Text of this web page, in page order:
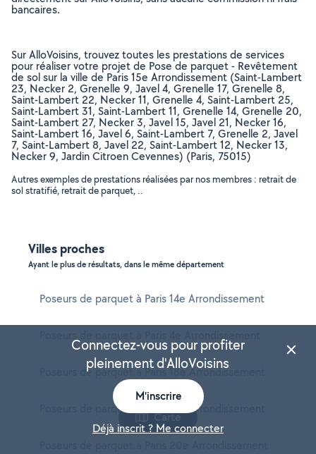
bancaires.
Sur AlloVoisins, trouvez toutes les prestations de services
pour réaliser votre projet de Pose de parquet - Revêtement
de sol sur la ville de Paris 15e Arrondissement (Saint-Lambert
23, Necker 2, Grenelle 9, Javel 4, Grenelle 17, Grenelle 8,
Saint-Lambert 22, Necker 11, Grenelle 4, Saint-Lambert 25,
Saint-Lambert 31, Saint-Lambert 11, Grenelle 14, Grenelle 20,
Saint-Lambert 27, Necker 3, Javel 15, Javel 21, Necker 16,
Saint-Lambert 16, Javel 6, Saint-Lambert 7, Grenelle 2, Javel
7, Saint-Lambert 8, Javel 22, Saint-Lambert 12, Necker 13,
Necker 9, Jardin Citroen Cevennes) (Paris, 75015)
Autres exemples de prestations réalisées par nos membres : retrait de
sol stratifié, retrait de parquet, ..
Villes proches
Ayant le plus de résultats, dans le même département
Poseurs de parquet à Paris 14e Arrondissement
Poseurs de parquet à Paris 18e Arrondissement
Poseurs de parquet à Paris 19e Arrondissement
Carte
Connectez-vous pour profiter
pleinement d'AlloVoisins
M'inscrire
Déjà inscrit ? Me connecter